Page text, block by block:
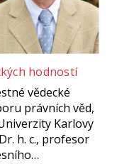
hodností
vědecké
právních věd,
Karlovy
h. c., profesor